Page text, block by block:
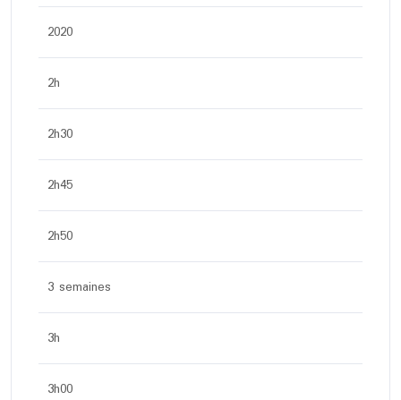
2020
2h
2h30
2h45
2h50
3 semaines
3h
3h00